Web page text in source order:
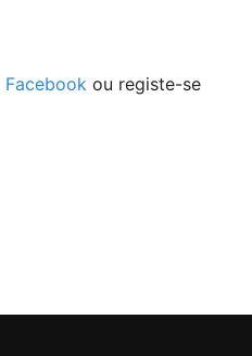
Facebook ou registe-se